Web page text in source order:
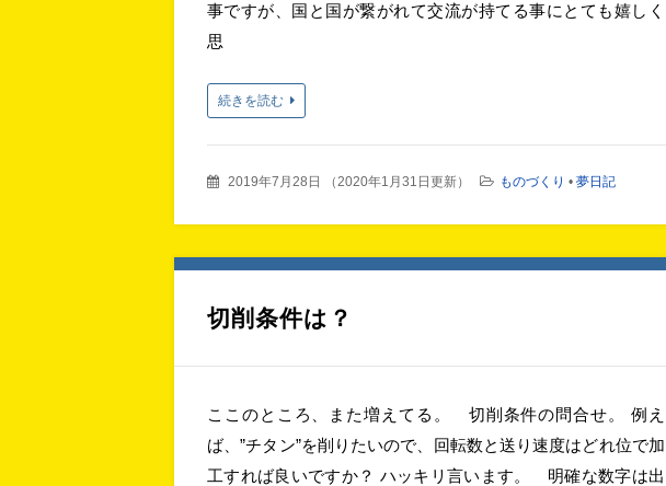
事ですが、国と国が繋がれて交流が持てる事にとても嬉しく
思
続きを読む
2019年7月28日 （2020年1月31日更新） ものづくり • 夢日記
切削条件は？
ここのところ、また増えてる。 切削条件の問合せ。 例え
ば、”チタン”を削りたいので、回転数と送り速度はどれ位で加
工すれば良いですか？ ハッキリ言います。 明確な数字は出